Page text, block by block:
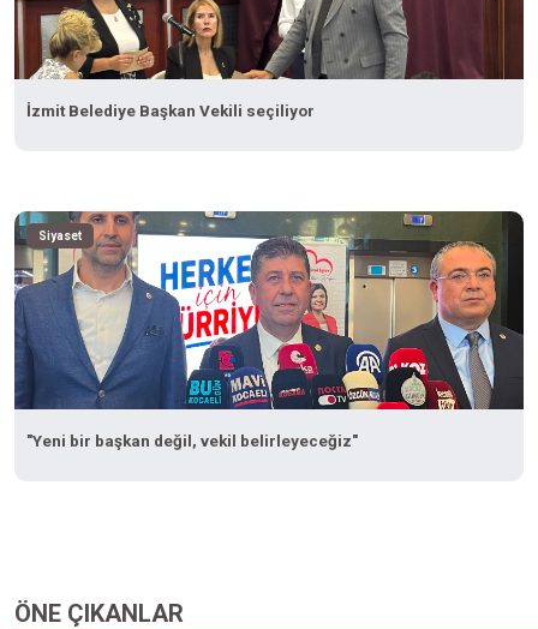
İzmit Belediye Başkan Vekili seçiliyor
Siyaset
"Yeni bir başkan değil, vekil belirleyeceğiz"
ÖNE ÇIKANLAR